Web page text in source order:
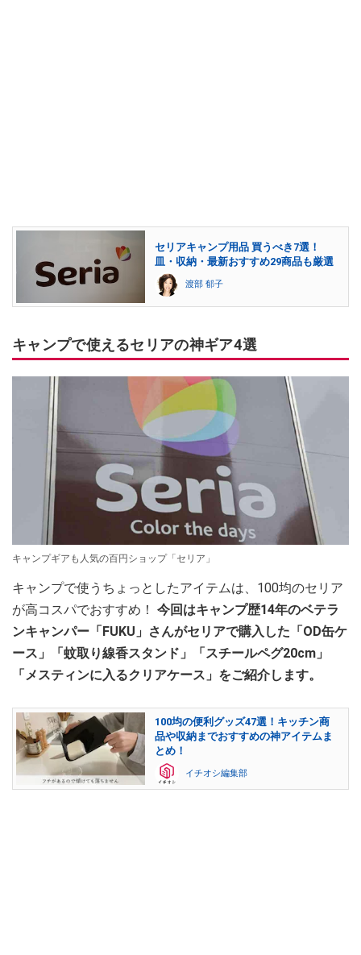
セリアキャンプ用品 買うべき7選！
皿・収納・最新おすすめ29商品も厳選
渡部 郁子
キャンプで使えるセリアの神ギア4選
キャンプギアも人気の百円ショップ「セリア」
キャンプで使うちょっとしたアイテムは、100均のセリア
が高コスパでおすすめ！ 今回はキャンプ歴14年のベテラ
ンキャンパー「FUKU」さんがセリアで購入した「OD缶ケ
ース」「蚊取り線香スタンド」「スチールペグ20cm」
「メスティンに入るクリアケース」をご紹介します。
100均の便利グッズ47選！キッチン商
品や収納までおすすめの神アイテムま
とめ！
イチオシ編集部